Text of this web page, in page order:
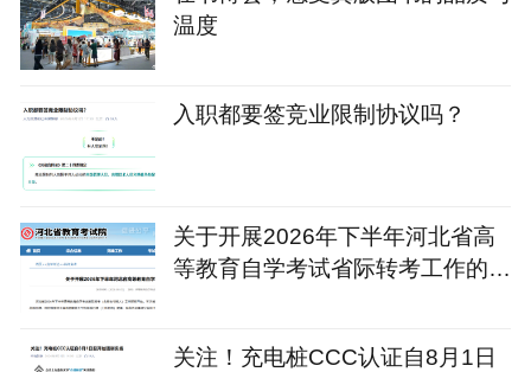
温度
入职都要签竞业限制协议吗？
关于开展2026年下半年河北省高
等教育自学考试省际转考工作的公
关注！充电桩CCC认证自8月1日